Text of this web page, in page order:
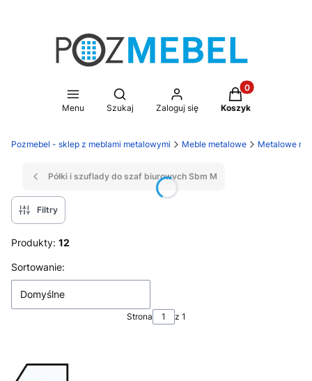
Menu
Otwórz wyszukiwarkę
Szukaj Zaloguj się
Produkty w
Koszyk
Pozmebel - sklep z meblami metalowymi Meble metalowe Metalowe
Półki i szuflady do szaf biurowych Sbm M
Filtry
Produkty: 12
Lista produktów
Sortowanie:
Domyślne
Strona z 1